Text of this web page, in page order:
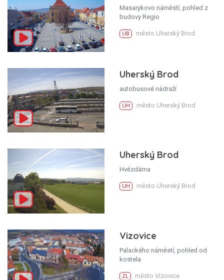
Masarykovo náměstí, pohled z
budovy Regio
UB město Uherský Brod
Uherský Brod
autobusové nádraží
UH město Uherský Brod
Uherský Brod
Hvězdárna
UH město Uherský Brod
Vizovice
Palackého náměstí, pohled od
kostela
ZL město Vizovice